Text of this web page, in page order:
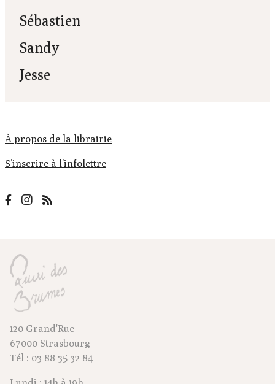
À propos de la librairie
S’inscrire à l’infolettre
Sébastien
Sandy
Jesse
120 Grand'Rue
67000 Strasbourg
Tél : 03 88 35 32 84